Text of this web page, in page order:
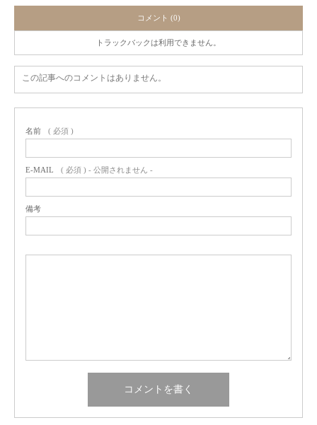
コメント (0)
トラックバックは利用できません。
この記事へのコメントはありません。
名前 ( 必須 )
E-MAIL ( 必須 ) - 公開されません -
備考